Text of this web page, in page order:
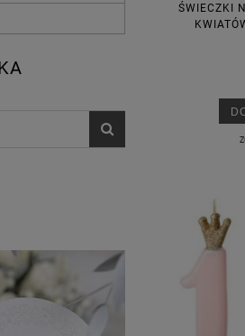
ŚWIECZKI